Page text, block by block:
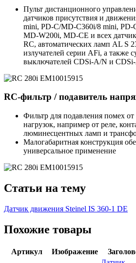
Пульт дистанционного
датчиков присутствия и
mini, PD-C/MD-C360i/8 mini, PD-
MD-W200i, MD-CE и всех
RC, автоматических ламп AL S
излучателей серии AFi, а также
выключателей CDSi-A/N и
RC-фильтр / подавитель
Фильтр для подавления помех
нагрузок, например от реле,
люминесцентных ламп и
Малогабаритная конструкция
универсальное применение
Статьи на тему
Датчик движения Steinel IS 360-1 DE
Похожие товары
Артикул Изображение